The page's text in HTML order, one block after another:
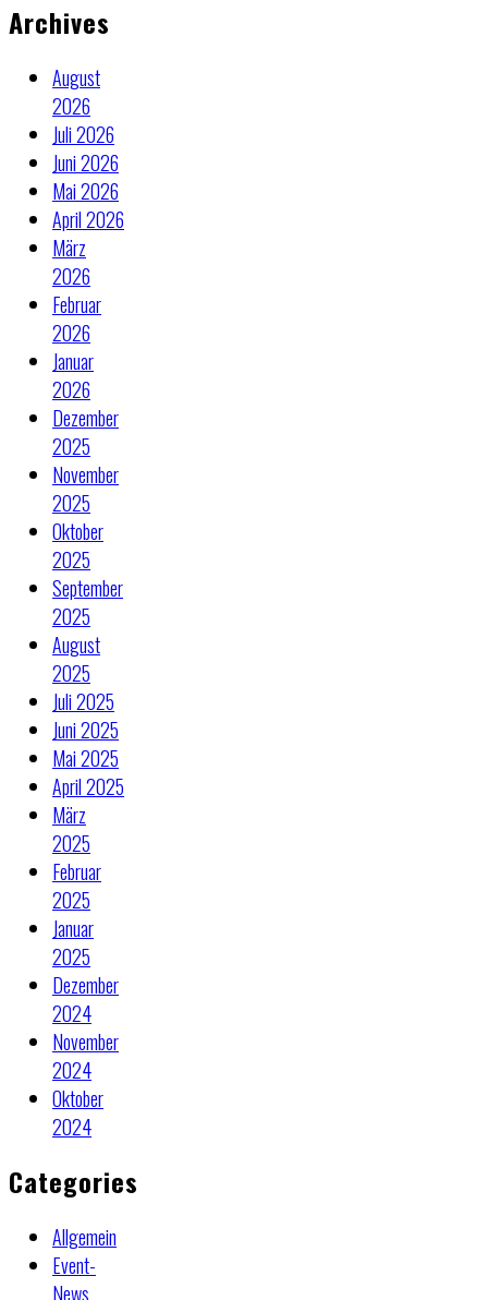
Archives
August
2026
Juli 2026
Juni 2026
Mai 2026
April 2026
März
2026
Februar
2026
Januar
2026
Dezember
2025
November
2025
Oktober
2025
September
2025
August
2025
Juli 2025
Juni 2025
Mai 2025
April 2025
März
2025
Februar
2025
Januar
2025
Dezember
2024
November
2024
Oktober
2024
Categories
Allgemein
Event-
News